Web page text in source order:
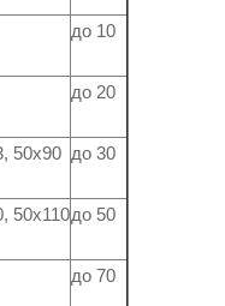
до 10
до 20
50х90 до 30
50х110до 50
до 70